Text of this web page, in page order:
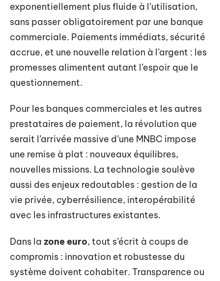
exponentiellement plus fluide à l’utilisation,
sans passer obligatoirement par une banque
commerciale. Paiements immédiats, sécurité
accrue, et une nouvelle relation à l’argent : les
promesses alimentent autant l’espoir que le
questionnement.
Pour les banques commerciales et les autres
prestataires de paiement, la révolution que
serait l’arrivée massive d’une MNBC impose
une remise à plat : nouveaux équilibres,
nouvelles missions. La technologie soulève
aussi des enjeux redoutables : gestion de la
vie privée, cyberrésilience, interopérabilité
avec les infrastructures existantes.
Dans la zone euro, tout s’écrit à coups de
compromis : innovation et robustesse du
système doivent cohabiter. Transparence ou